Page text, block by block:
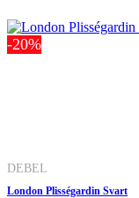
-20%
DEBEL
London Plisségardin Svart